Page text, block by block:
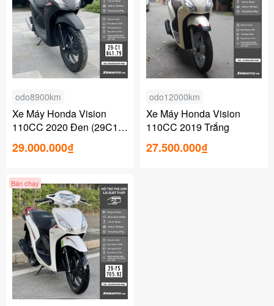
odo8900km
Xe Máy Honda Vision
110CC 2020 Đen (29C1-
841.79 )
29.000.000₫
odo12000km
Xe Máy Honda Vision
110CC 2019 Trắng
27.500.000₫
Bán chạy